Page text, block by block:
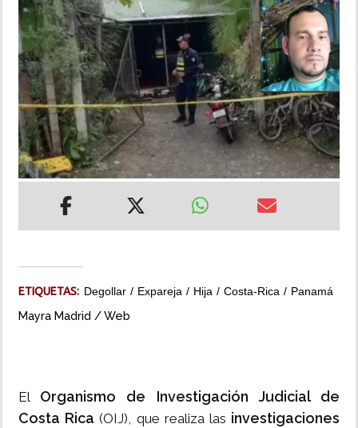
MUNDO
INSÓLITAS
MULTIMEDIA
IMPRESO
ETIQUETAS: Degollar Expareja Hija Costa-Rica Panamá
Mayra Madrid / Web
El Organismo de Investigación Judicial de
Costa Rica (OIJ), que realiza las investigaciones